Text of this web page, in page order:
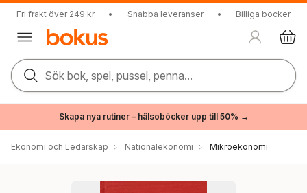
Fri frakt över 249 kr • Snabba leveranser • Billiga böcker
Sök bok, spel, pussel, penna...
Skapa nya rutiner – hälsoböcker upp till 50% →
Ekonomi och Ledarskap Nationalekonomi Mikroekonomi